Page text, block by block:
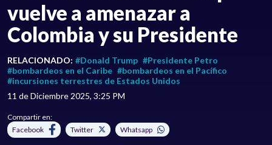
vuelve a amenazar a
Colombia y su Presidente
RELACIONADO: #Donald Trump #Presidente Petro
#bombardeos en el Caribe #bombardeos en el Pacífico
#incursiones terrestres de Estados Unidos
11 de Diciembre 2025, 3:25 PM
Compartir en:
Facebook
Twitter Whatsapp